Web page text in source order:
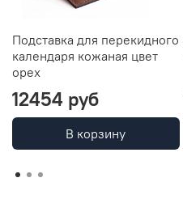
Подставка для перекидного
календаря кожаная цвет
орех
12454 руб
В корзину